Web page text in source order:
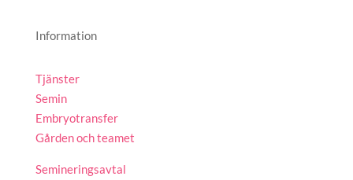
Information
Tjänster
Semin
Embryotransfer
Gården och teamet
Semineringsavtal